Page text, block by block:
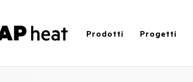
Prodotti Progetti